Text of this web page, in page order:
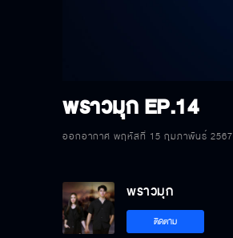
พราวมุกEP.14
ออกอากาศ พฤหัสที่ 15 กุมภาพันธ์ 2567
พราวมุก
ติดตาม